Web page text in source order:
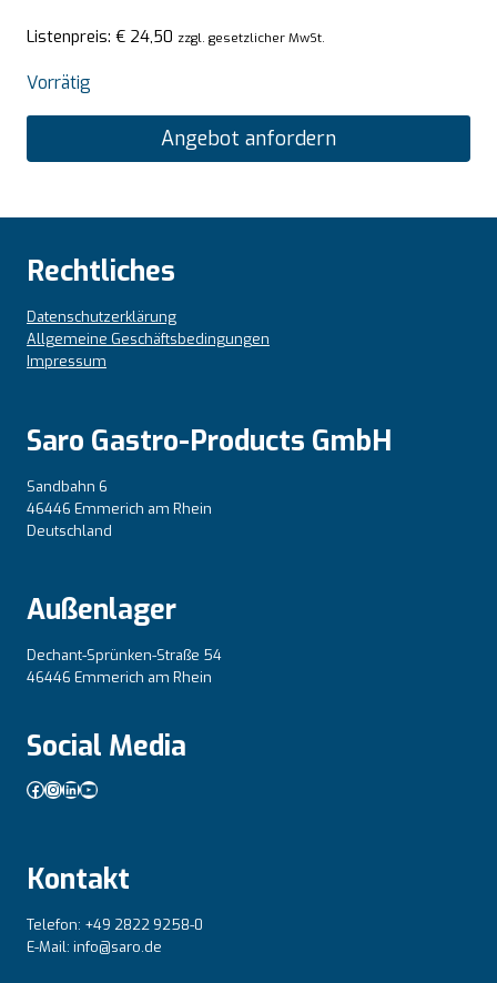
Listenpreis: € 24,50 zzgl. gesetzlicher MwSt.
Vorrätig
Angebot anfordern
Rechtliches
Datenschutzerklärung
Allgemeine Geschäftsbedingungen
Impressum
Saro Gastro-Products GmbH
Sandbahn 6
46446 Emmerich am Rhein
Deutschland
Außenlager
Dechant-Sprünken-Straße 54
46446 Emmerich am Rhein
Social Media
Facebook
Instagram
LinkedIn
YouTube
Kontakt
Telefon: +49 2822 9258-0
E-Mail: info@saro.de